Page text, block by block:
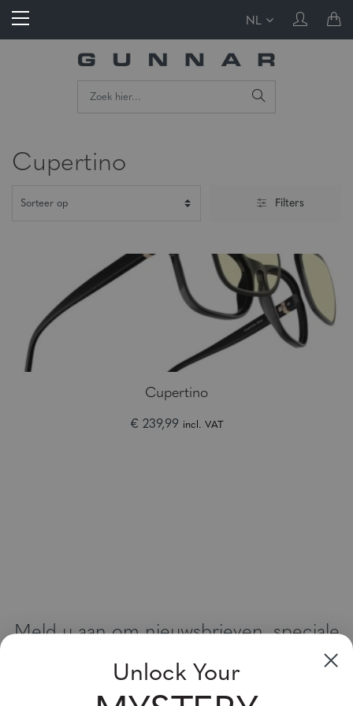
NL
Cupertino
Filters
Cupertino
€ 239,99 incl. VAT
Meld u aan om nieuwsbrieven, speciale
aanbiedingen en kortingsbonnen te
ontvangen
Vul uw email adres in en schrijf u in!
Unlock Your